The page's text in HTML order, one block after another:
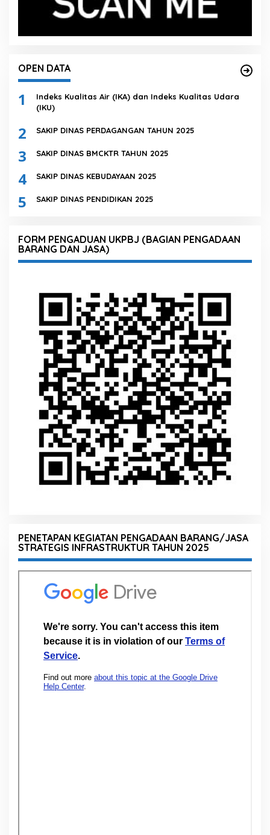
OPEN DATA
1
Indeks Kualitas Air (IKA) dan Indeks Kualitas Udara
(IKU)
2 SAKIP DINAS PERDAGANGAN TAHUN 2025
3 SAKIP DINAS BMCKTR TAHUN 2025
4 SAKIP DINAS KEBUDAYAAN 2025
5 SAKIP DINAS PENDIDIKAN 2025
FORM PENGADUAN UKPBJ (BAGIAN PENGADAAN
BARANG DAN JASA)
PENETAPAN KEGIATAN PENGADAAN BARANG/JASA
STRATEGIS INFRASTRUKTUR TAHUN 2025